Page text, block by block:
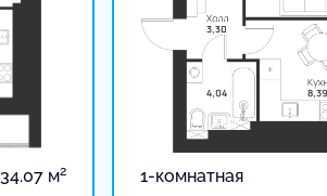
34.07 м2 1-комнатная